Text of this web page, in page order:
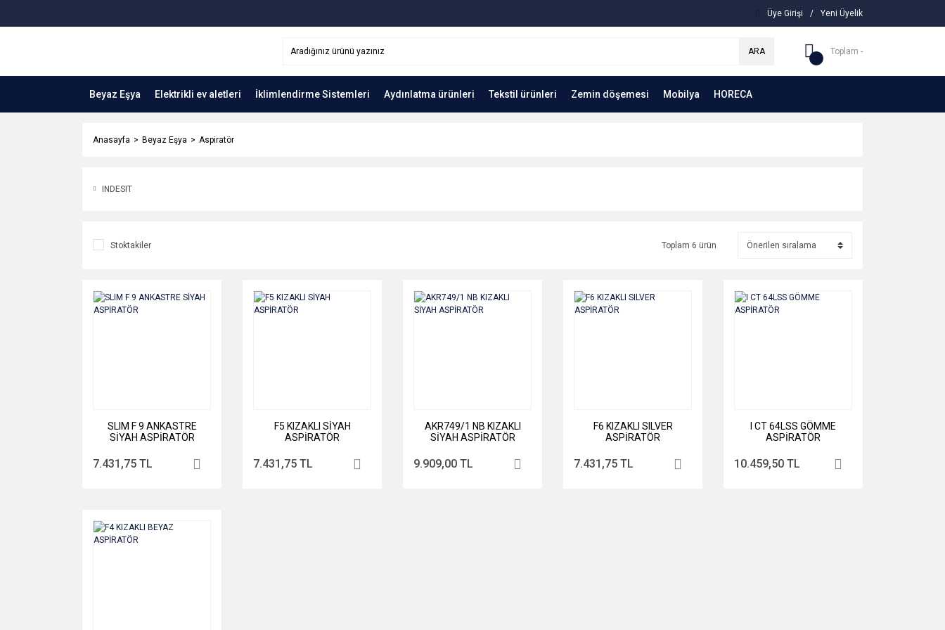
Üye Girişi / Yeni Üyelik
ARA Toplam -
Beyaz Eşya Elektrikli ev aletleri İklimlendirme Sistemleri Aydınlatma ürünleri Tekstil ürünleri Zemin döşemesi Mobilya HORECA
Anasayfa Beyaz Eşya Aspiratör
INDESIT
Stoktakiler Toplam 6 ürün
SLIM F 9 ANKASTRE
SİYAH ASPİRATÖR
7.431,75 TL
F5 KIZAKLI SİYAH
ASPİRATÖR
7.431,75 TL
AKR749/1 NB KIZAKLI
SİYAH ASPİRATÖR
9.909,00 TL
F6 KIZAKLI SILVER
ASPİRATÖR
7.431,75 TL
I CT 64LSS GÖMME
ASPİRATÖR
10.459,50 TL